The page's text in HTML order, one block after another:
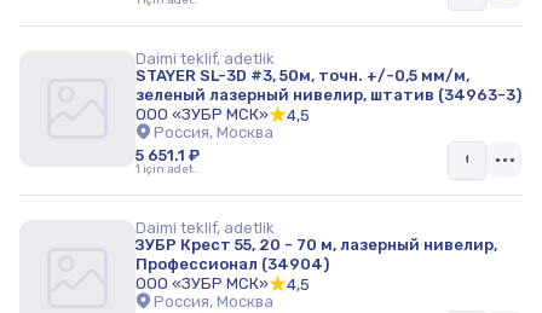
Daimi teklif, adetlik
STAYER SL-3D #3, 50м, точн. +/-0,5 мм/м,
зеленый лазерный нивелир, штатив (34963-3)
ООО «ЗУБР МСК»
4,5
Россия, Москва
5 651.1 ₽
1 için adet.
Daimi teklif, adetlik
ЗУБР Крест 55, 20 - 70 м, лазерный нивелир,
Профессионал (34904)
ООО «ЗУБР МСК»
4,5
Россия, Москва